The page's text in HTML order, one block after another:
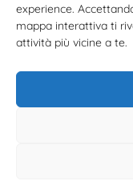
experience.
mappa interattiva ti
attività più vicine a te.